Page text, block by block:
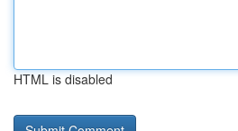
HTML is disabled